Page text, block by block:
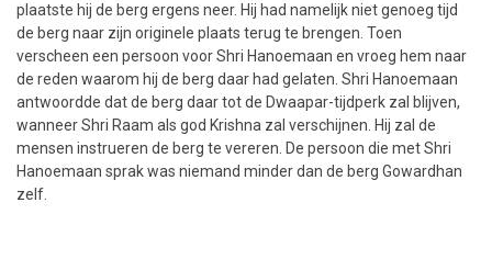
plaatste hij de berg ergens neer. Hij had namelijk niet genoeg tijd
de berg naar zijn originele plaats terug te brengen. Toen
verscheen een persoon voor Shri Hanoemaan en vroeg hem naar
de reden waarom hij de berg daar had gelaten. Shri Hanoemaan
antwoordde dat de berg daar tot de Dwaapar-tijdperk zal blijven,
wanneer Shri Raam als god Krishna zal verschijnen. Hij zal de
mensen instrueren de berg te vereren. De persoon die met Shri
Hanoemaan sprak was niemand minder dan de berg Gowardhan
zelf.